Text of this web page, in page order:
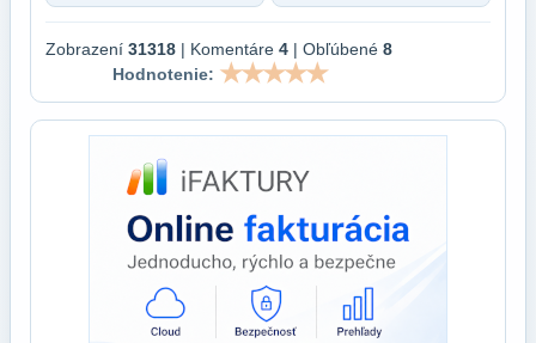
Zobrazení 31318 | Komentáre 4 | Obľúbené 8
Hodnotenie: